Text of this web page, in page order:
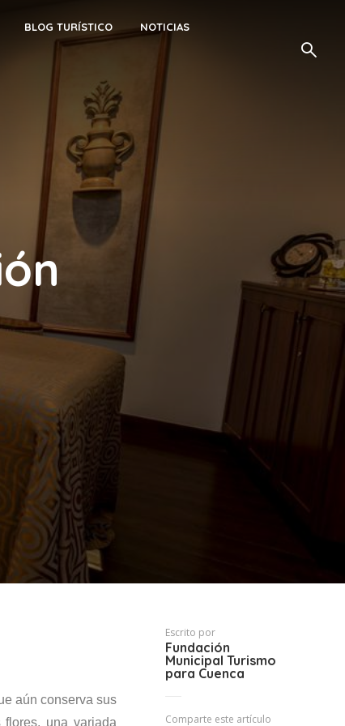
BLOG TURÍSTICO NOTICIAS
aún conserva sus
una variada
Escrito por
Fundación
Municipal Turismo
para Cuenca
Comparte este artículo